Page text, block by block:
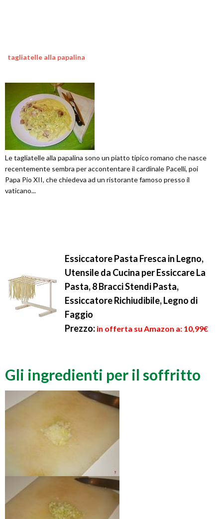
tagliatelle alla papalina
Le tagliatelle alla papalina sono un piatto tipico romano che nasce
recentemente sembra per accontentare il cardinale Pacelli, poi
Papa Pio XII, che chiedeva ad un ristorante famoso presso il
vaticano...
Essiccatore Pasta Fresca in Legno,
Utensile da Cucina per Essiccare La
Pasta, 8 Bracci Stendi Pasta,
Essiccatore Richiudibile, Legno di
Faggio
Prezzo: in offerta su Amazon a: 10,99€
Gli ingredienti per il soffritto